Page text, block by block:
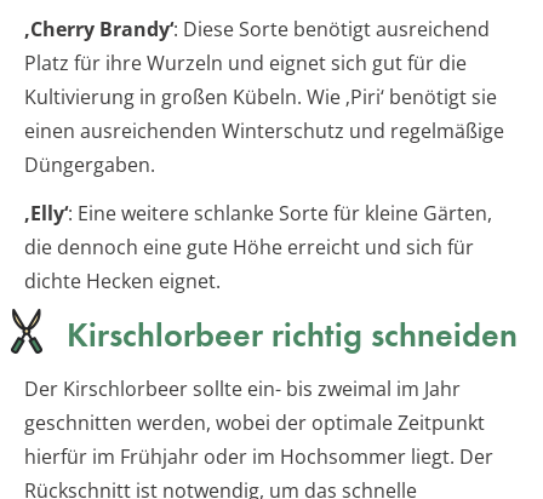
‚Cherry Brandy‘: Diese Sorte benötigt ausreichend
Platz für ihre Wurzeln und eignet sich gut für die
Kultivierung in großen Kübeln. Wie ‚Piri‘ benötigt sie
einen ausreichenden Winterschutz und regelmäßige
Düngergaben.
‚Elly‘: Eine weitere schlanke Sorte für kleine Gärten,
die dennoch eine gute Höhe erreicht und sich für
dichte Hecken eignet.
Kirschlorbeer richtig schneiden
Der Kirschlorbeer sollte ein- bis zweimal im Jahr
geschnitten werden, wobei der optimale Zeitpunkt
hierfür im Frühjahr oder im Hochsommer liegt. Der
Rückschnitt ist notwendig, um das schnelle